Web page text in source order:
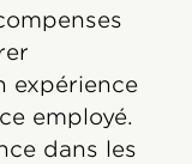
expérience
employé.
dans les